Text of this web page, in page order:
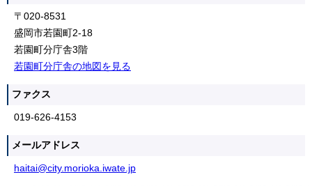
〒020-8531
盛岡市若園町2-18
若園町分庁舎3階
若園町分庁舎の地図を見る
ファクス
019-626-4153
メールアドレス
haitai@city.morioka.iwate.jp